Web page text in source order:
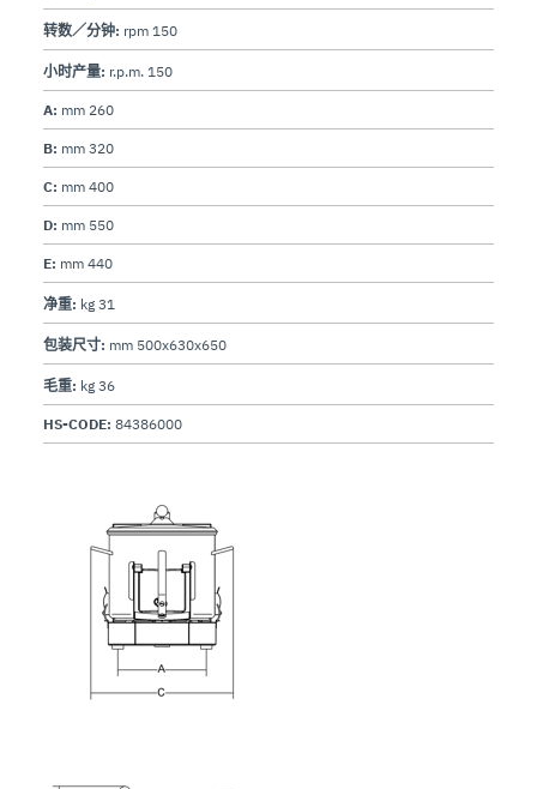
转数／分钟: rpm 150
小时产量: r.p.m. 150
A: mm 260
B: mm 320
C: mm 400
D: mm 550
E: mm 440
净重: kg 31
包装尺寸: mm 500x630x650
毛重: kg 36
HS-CODE: 84386000